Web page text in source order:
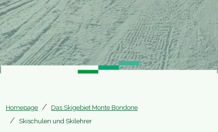
Homepage
Das Skigebiet Monte Bondone
Skischulen und Skilehrer